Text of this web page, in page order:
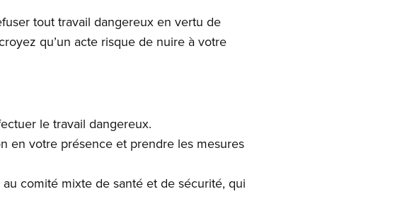
tout travail dangereux en vertu de
qu’un acte risque de nuire à votre
le travail dangereux.
en votre présence et prendre les mesures
comité mixte de santé et de sécurité, qui